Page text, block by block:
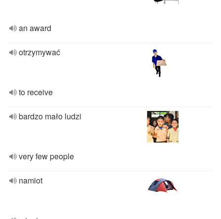
an award
otrzymywać
to receive
bardzo mało ludzi
very few people
namiot